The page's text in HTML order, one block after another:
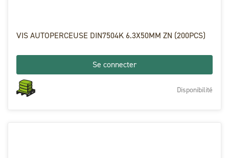
VIS AUTOPERCEUSE DIN7504K 6.3X50MM ZN (200PCS)
Se connecter
Disponibilité